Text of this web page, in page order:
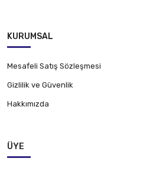
KURUMSAL
Mesafeli Satış Sözleşmesi
Gizlilik ve Güvenlik
Hakkımızda
ÜYE